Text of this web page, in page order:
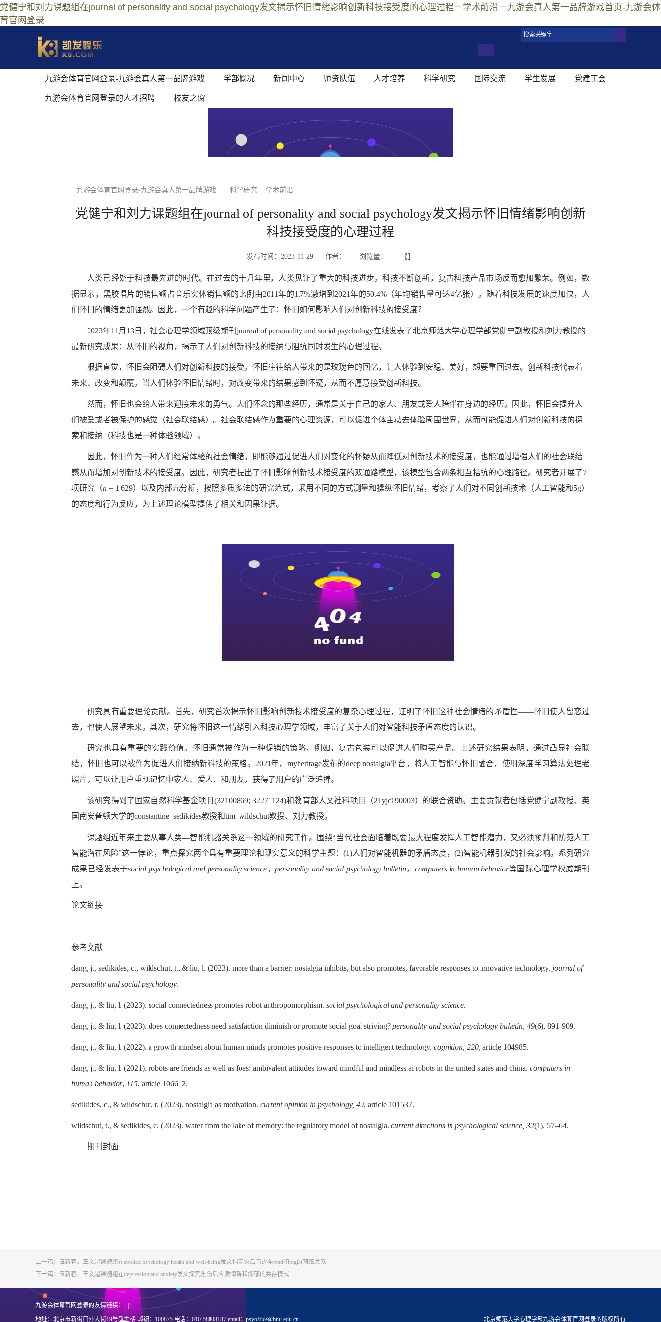
党健宁和刘力课题组在journal of personality and social psychology发文揭示怀旧情绪影响创新科技接受度的心理过程－学术前沿－九游会真人第一品牌游戏首页-九游会体
育官网登录
九游会体育官网登录-九游会真人第一品牌游戏 学部概况 新闻中心 师资队伍 人才培养 科学研究 国际交流 学生发展 党建工会
九游会体育官网登录的人才招聘 校友之窗
九游会体育官网登录-九游会真人第一品牌游戏 科学研究 | 学术前沿
党健宁和刘力课题组在journal of personality and social psychology发文揭示怀旧情绪影响创新
科技接受度的心理过程
发布时间：2023-11-29 作者： 浏览量： 【】
人类已经处于科技最先进的时代。在过去的十几年里，人类见证了重大的科技进步。科技不断创新，复古科技产品市场反而愈加繁荣。例如，数
据显示，黑胶唱片的销售额占音乐实体销售额的比例由2011年的1.7%激增到2021年的50.4%（年均销售量可达4亿张）。随着科技发展的速度加快，人
们怀旧的情绪更加强烈。因此，一个有趣的科学问题产生了：怀旧如何影响人们对创新科技的接受度？
2023年11月13日，社会心理学领域顶级期刊journal of personality and social psychology在线发表了北京师范大学心理学部党健宁副教授和刘力教授的
最新研究成果：从怀旧的视角，揭示了人们对创新科技的接纳与阻抗同时发生的心理过程。
根据直觉，怀旧会阻碍人们对创新科技的接受。怀旧往往给人带来的是玫瑰色的回忆，让人体验到安稳、美好，想要重回过去。创新科技代表着
未来、改变和颠覆。当人们体验怀旧情绪时，对改变带来的结果感到怀疑，从而不愿意接受创新科技。
然而，怀旧也会给人带来迎接未来的勇气。人们怀念的那些经历，通常是关于自己的家人、朋友或爱人陪伴在身边的经历。因此，怀旧会提升人
们被爱或者被保护的感觉（社会联结感）。社会联结感作为重要的心理资源，可以促进个体主动去体验周围世界，从而可能促进人们对创新科技的探
索和接纳（科技也是一种体验领域）。
因此，怀旧作为一种人们经常体验的社会情绪，即能够通过促进人们对变化的怀疑从而降低对创新技术的接受度，也能通过增强人们的社会联结
感从而增加对创新技术的接受度。因此，研究者提出了怀旧影响创新技术接受度的双通路模型，该模型包含两条相互拮抗的心理路径。研究者开展了7
项研究（n = 1,629）以及内部元分析，按照多质多法的研究范式，采用不同的方式测量和操纵怀旧情绪，考察了人们对不同创新技术（人工智能和5g）
的态度和行为反应，为上述理论模型提供了相关和因果证据。
研究具有重要理论贡献。首先，研究首次揭示怀旧影响创新技术接受度的复杂心理过程，证明了怀旧这种社会情绪的矛盾性——怀旧使人留恋过
去，也使人展望未来。其次，研究将怀旧这一情绪引入科技心理学领域，丰富了关于人们对智能科技矛盾态度的认识。
研究也具有重要的实践价值。怀旧通常被作为一种促销的策略，例如，复古包装可以促进人们购买产品。上述研究结果表明，通过凸显社会联
结，怀旧也可以被作为促进人们接纳新科技的策略。2021年，myheritage发布的deep nostalgia平台，将人工智能与怀旧融合，使用深度学习算法处理老
照片，可以让用户重现记忆中家人、爱人、和朋友，获得了用户的广泛追捧。
该研究得到了国家自然科学基金项目(32100869; 32271124)和教育部人文社科项目（21yjc190003）的联合资助。主要贡献者包括党健宁副教授、英
国南安普顿大学的constantine sedikides教授和tim wildschut教授、刘力教授。
课题组近年来主要从事人类—智能机器关系这一领域的研究工作。围绕“当代社会面临着既要最大程度发挥人工智能潜力，又必须预判和防范人工
智能潜在风险”这一悖论，重点探究两个具有重要理论和现实意义的科学主题：(1)人们对智能机器的矛盾态度，(2)智能机器引发的社会影响。系列研究
成果已经发表于social psychological and personality science，personality and social psychology bulletin，computers in human behavior等国际心理学权威期刊
上。
论文链接
参考文献
dang, j., sedikides, c., wildschut, t., & liu, l. (2023). more than a barrier: nostalgia inhibits, but also promotes, favorable responses to innovative technology. journal of
personality and social psychology.
dang, j., & liu, l. (2023). social connectedness promotes robot anthropomorphism. social psychological and personality science.
dang, j., & liu, l. (2023). does connectedness need satisfaction diminish or promote social goal striving? personality and social psychology bulletin, 49(6), 891-909.
dang, j., & liu, l. (2022). a growth mindset about human minds promotes positive responses to intelligent technology. cognition, 220, article 104985.
dang, j., & liu, l. (2021). robots are friends as well as foes: ambivalent attitudes toward mindful and mindless ai robots in the united states and china. computers in
human behavior, 115, article 106612.
sedikides, c., & wildschut, t. (2023). nostalgia as motivation. current opinion in psychology, 49, article 101537.
wildschut, t., & sedikides, c. (2023). water from the lake of memory: the regulatory model of nostalgia. current directions in psychological science, 32(1), 57–64.
期刊封面
上一篇： 伍新春、王文超课题组在applied psychology health and well-being发文揭示灾后青少年ptsd和ptg的网络关系
下一篇： 伍新春、王文超课题组在depression and anxiety发文探究创伤后应激障碍和抑郁的共存模式
九游会体育官网登录的友情链接： | | |
地址：北京市新街口外大街19号新主楼 邮编：100875 电话：010-58808187 email： psyoffice@bnu.edu.cn 北京师范大学心理学部九游会体育官网登录的版权所有